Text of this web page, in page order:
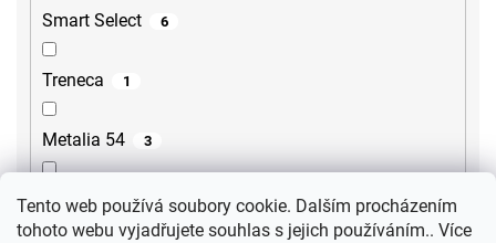
Tento web používá soubory cookie. Dalším procházením
tohoto webu vyjadřujete souhlas s jejich používáním.. Více
Smart Select 6
Treneca 1
Metalia 54 3
Tursi 10